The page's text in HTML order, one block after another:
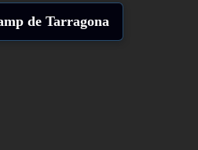
de Tarragona